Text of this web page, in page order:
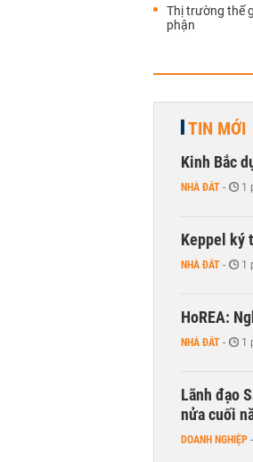
Thị trường thế
phận
TIN MỚI
Kinh Bắc
NHÀ ĐẤT - 1
Keppel ký
NHÀ ĐẤT - 1
HoREA:
NHÀ ĐẤT - 1
Lãnh đạo
nửa cuối
DOANH NGHIỆP -